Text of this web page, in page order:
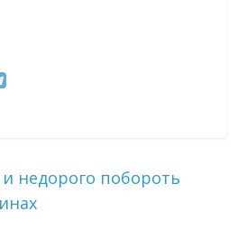
недорого побороть